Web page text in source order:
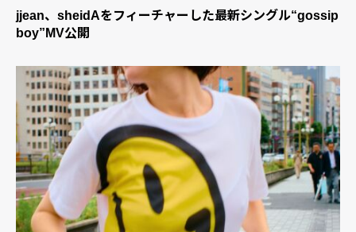
jjean、sheidAをフィーチャーした最新シングル“gossip
boy”MV公開